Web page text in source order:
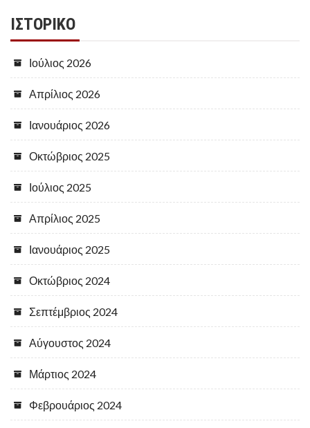
ΙΣΤΟΡΙΚΌ
Ιούλιος 2026
Απρίλιος 2026
Ιανουάριος 2026
Οκτώβριος 2025
Ιούλιος 2025
Απρίλιος 2025
Ιανουάριος 2025
Οκτώβριος 2024
Σεπτέμβριος 2024
Αύγουστος 2024
Μάρτιος 2024
Φεβρουάριος 2024